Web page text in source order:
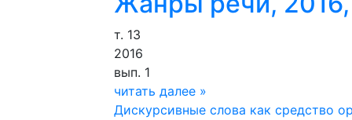
т. 13
2016
вып. 1
читать далее »
Дискурсивные слова как средство